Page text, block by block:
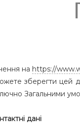
на https://
зберегти
Загальними
дані